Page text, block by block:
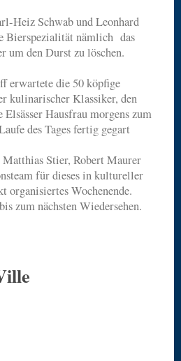
Heiz Schwab und Leonhard
Bierspezialität nämlich das
um den Durst zu löschen.
erwartete die 50 köpfige
kulinarischer Klassiker, den
Hausfrau morgens zum
des Tages fertig gegart
Matthias Stier, Robert Maurer
für dieses in kultureller
organisiertes Wochenende.
zum nächsten Wiedersehen.